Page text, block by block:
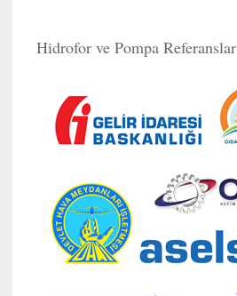
Hidrofor ve Pompa Referanslar